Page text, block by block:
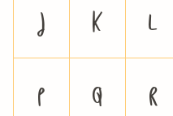
J
K L
P
Q R